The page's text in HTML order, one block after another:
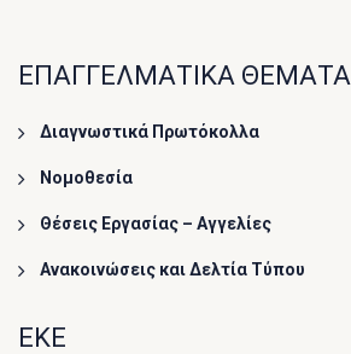
ΕΠΑΓΓΕΛΜΑΤΙΚΑ ΘΕΜΑΤΑ
Διαγνωστικά Πρωτόκολλα
Νομοθεσία
Θέσεις Εργασίας – Αγγελίες
Ανακοινώσεις και Δελτία Τύπου
ΕΚΕ